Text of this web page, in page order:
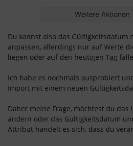
Du kannst also das Gültigkeitsdatum
anpassen, allerdings nur auf Werte
liegen oder auf den heutigen Tag
Ich habe es nochmals ausprobiert
Import mit einem neuen
Daher meine Frage, möchtest du
ändern oder das Gültigkeitsdatum
Attribut handelt es sich, dass du